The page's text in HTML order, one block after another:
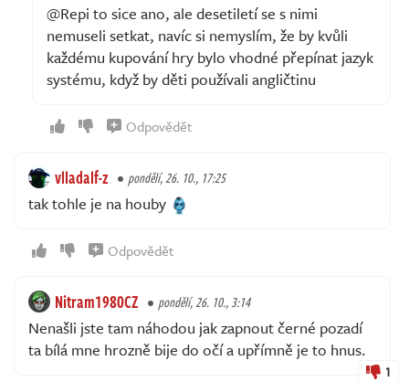
@Repi to sice ano, ale desetiletí se s nimi
nemuseli setkat, navíc si nemyslím, že by kvůli
každému kupování hry bylo vhodné přepínat jazyk
systému, když by děti používali angličtinu
Odpovědět
vlladalf-z pondělí, 26. 10., 17:25
tak tohle je na houby
Odpovědět
Nitram1980CZ pondělí, 26. 10., 3:14
Nenašli jste tam náhodou jak zapnout černé pozadí
ta bílá mne hrozně bije do očí a upřímně je to hnus.
1